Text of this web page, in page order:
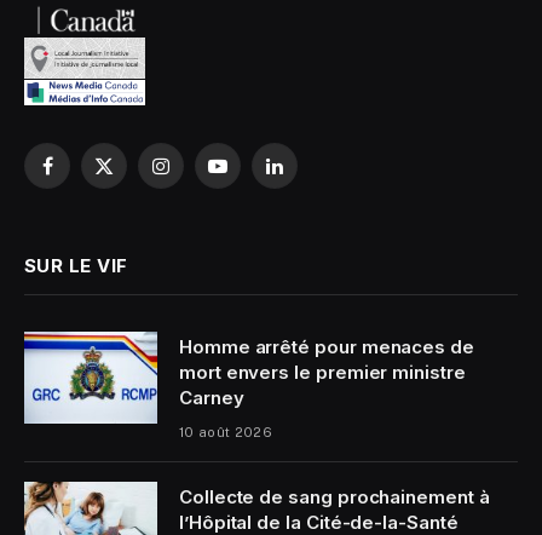
Facebook
X
InstagramYouTubeLinkedIn
SUR LE VIF
Homme arrêté pour menaces de
mort envers le premier ministre
Carney
10 août 2026
Collecte de sang prochainement à
l’Hôpital de la Cité-de-la-Santé